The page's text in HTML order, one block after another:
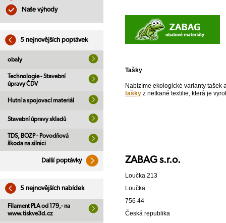
Naše výhody
5 nejnovějších poptávek
obaly
Technologie - Stavební
úpravy ČDV
Hutní a spojovací materiál
Stavební úpravy skladů
TDS, BOZP - Povodňová
škoda na silnici
Další poptávky
5 nejnovějších nabídek
Filament PLA od 179,- na
www.tiskve3d.cz
Tašky
Nabízíme ekologické varianty tašek
tašky z netkané textilie, která je
ZABAG s.r.o.
Loučka 213
Loučka
756 44
Česká republika